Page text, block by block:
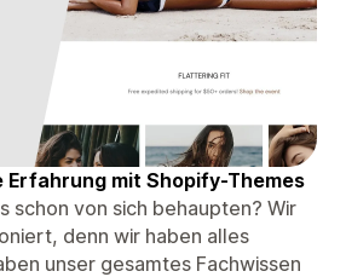
Erfahrung mit Shopify-Themes
schon von sich behaupten? Wir
denn wir haben alles
unser gesamtes Fachwissen